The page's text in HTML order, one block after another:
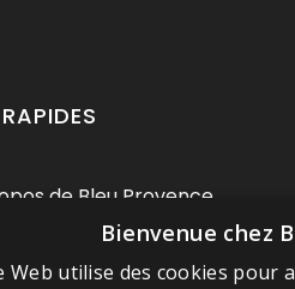
de Bleu Provence
légales
de vente
Bienvenue chez
Web utilise des cookies pour